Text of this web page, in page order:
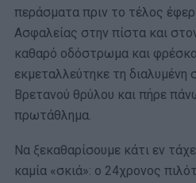
περάσματα πριν το τέλος
Ασφαλείας στην πίστα και
καθαρό οδόστρωμα και
εκμεταλλεύτηκε τη διαλυμένη
Βρετανού θρύλου και πήρε
πρωτάθλημα.
Να ξεκαθαρίσουμε κάτι εν
καμία «σκιά»: ο 24χρονος